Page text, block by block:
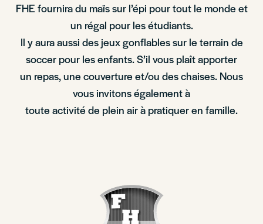
FHE fournira du maïs sur l’épi pour tout le monde et
un régal pour les étudiants.
Il y aura aussi des jeux gonflables sur le terrain de
soccer pour les enfants. S’il vous plaît apporter
un repas, une couverture et/ou des chaises. Nous
vous invitons également à
toute activité de plein air à pratiquer en famille.